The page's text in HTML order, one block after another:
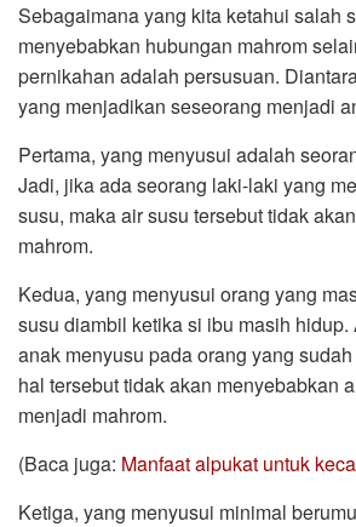
Sebagaimana yang kita ketahui salah
menyebabkan hubungan mahrom
pernikahan adalah persusuan.
yang menjadikan seseorang menjadi
Pertama, yang menyusui adalah
Jadi, jika ada seorang laki-laki yang
susu, maka air susu tersebut tidak
mahrom.
Kedua, yang menyusui orang yang
susu diambil ketika si ibu masih
anak menyusu pada orang yang
hal tersebut tidak akan menyebabkan
menjadi mahrom.
(Baca juga: Manfaat alpukat untuk
Ketiga, yang menyusui minimal